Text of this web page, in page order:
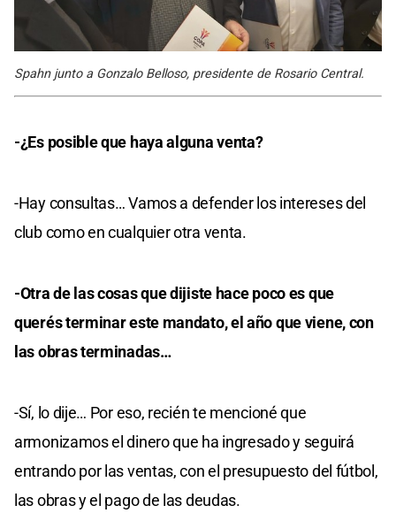
Spahn junto a Gonzalo Belloso, presidente de Rosario Central.
-¿Es posible que haya alguna venta?
-Hay consultas… Vamos a defender los intereses del
club como en cualquier otra venta.
-Otra de las cosas que dijiste hace poco es que
querés terminar este mandato, el año que viene, con
las obras terminadas…
-Sí, lo dije… Por eso, recién te mencioné que
armonizamos el dinero que ha ingresado y seguirá
entrando por las ventas, con el presupuesto del fútbol,
las obras y el pago de las deudas.